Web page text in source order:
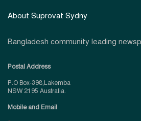
About Suprovat Sydny
Bangladesh community leading
Postal Address
P.O Box-398,Lakemba
NSW 2195 Australia.
Mobile and Email